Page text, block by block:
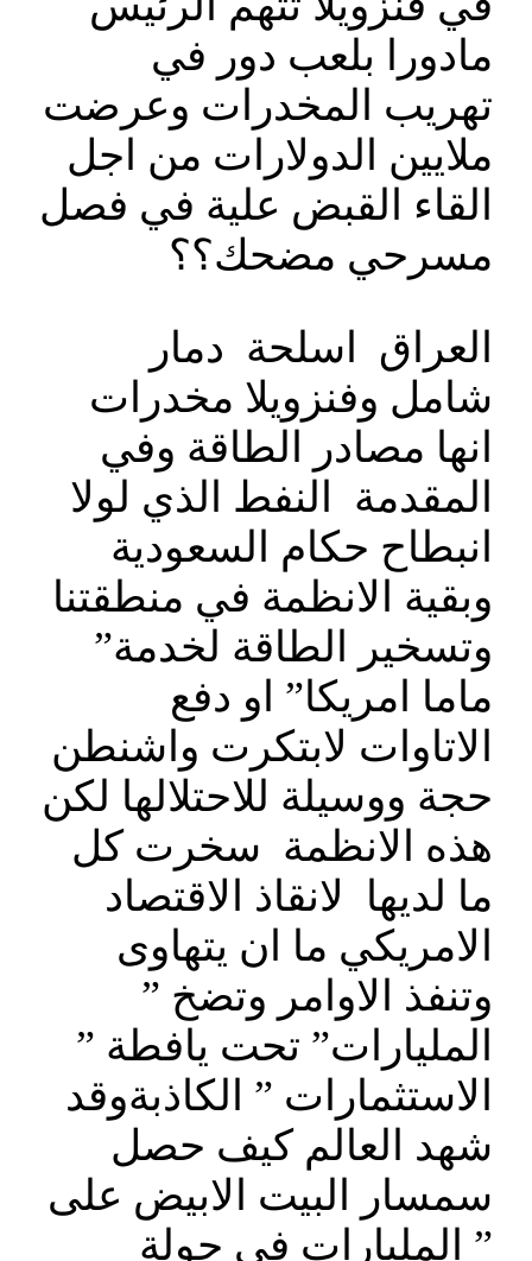
مادورا بلعب دور في
تهريب المخدرات وعرضت
ملايين الدولارات من اجل
القاء القبض علية في فصل
مسرحي مضحك؟؟
العراق اسلحة دمار
شامل وفنزويلا مخدرات
انها مصادر الطاقة وفي
المقدمة النفط الذي لولا
انبطاح حكام السعودية
وبقية الانظمة في منطقتنا
وتسخير الطاقة لخدمة”
ماما امريكا” او دفع
الاتاوات لابتكرت واشنطن
حجة ووسيلة للاحتلالها لكن
هذه الانظمة سخرت كل
ما لديها لانقاذ الاقتصاد
الامريكي ما ان يتهاوى
وتنفذ الاوامر وتضخ ”
المليارات” تحت يافطة ”
الاستثمارات ” الكاذبةوقد
شهد العالم كيف حصل
سمسار البيت الابيض على
” المليارات في جولة